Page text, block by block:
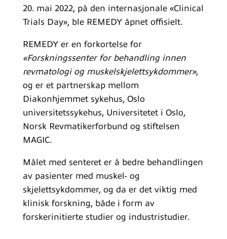
20. mai 2022, på den internasjonale «Clinical
Trials Day», ble REMEDY åpnet offisielt.
REMEDY er en forkortelse for
«Forskningssenter for behandling innen
revmatologi og muskelskjelettsykdommer»,
og er et partnerskap mellom
Diakonhjemmet sykehus, Oslo
universitetssykehus, Universitetet i Oslo,
Norsk Revmatikerforbund og stiftelsen
MAGIC.
Målet med senteret er å bedre behandlingen
av pasienter med muskel- og
skjelettsykdommer, og da er det viktig med
klinisk forskning, både i form av
forskerinitierte studier og industristudier.